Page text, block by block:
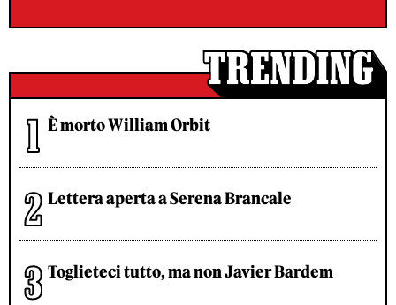
È morto William Orbit
Lettera aperta a Serena Brancale
Toglieteci tutto, ma non Javier Bardem